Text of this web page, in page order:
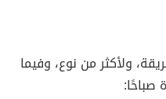
ولأكثر من نوع، وفيما